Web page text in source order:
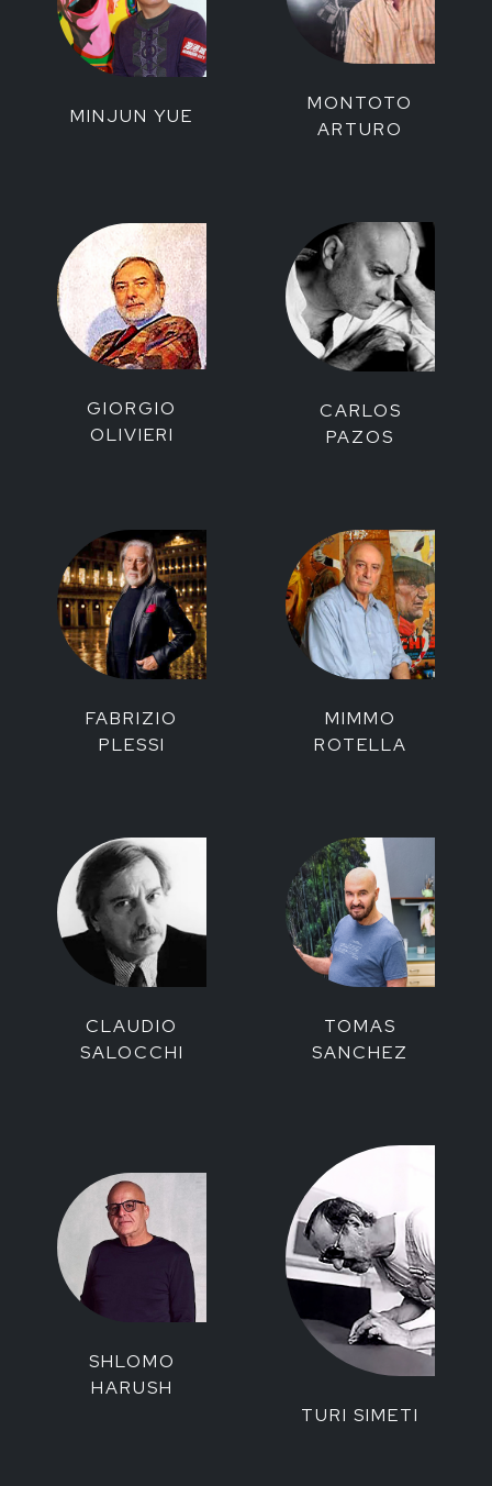
MINJUN YUE
MONTOTO
ARTURO
GIORGIO
OLIVIERI
CARLOS
PAZOS
FABRIZIO
PLESSI
MIMMO
ROTELLA
CLAUDIO
SALOCCHI
TOMAS
SANCHEZ
SHLOMO
HARUSH
TURI SIMETI